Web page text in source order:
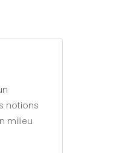
notions
milieu